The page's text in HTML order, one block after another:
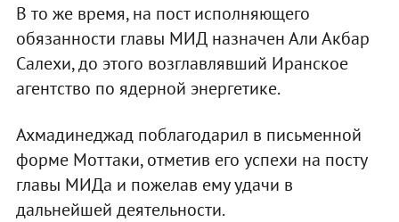
В то же время, на пост исполняющего
обязанности главы МИД назначен Али Акбар
Салехи, до этого возглавлявший Иранское
агентство по ядерной энергетике.
Ахмадинеджад поблагодарил в письменной
форме Моттаки, отметив его успехи на посту
главы МИДа и пожелав ему удачи в
дальнейшей деятельности.